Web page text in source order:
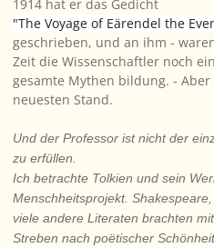
1914 hat er das Gedicht
"The Voyage of Eärendel the
geschrieben, und an ihm -
Zeit die Wissenschaftler noch
gesamte Mythen bildung. -
neuesten Stand.
Und der Professor ist nicht der
zu erfüllen.
Ich betrachte Tolkien und sein
Menschheitsprojekt.
viele andere Literaten brachten
Streben nach poëtischer